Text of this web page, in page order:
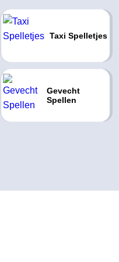
Taxi Spelletjes
Gevecht
Spellen